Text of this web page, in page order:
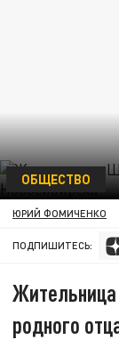
ОБЩЕСТВО
ЮРИЙ ФОМИЧЕНКО
ПОДПИШИТЕСЬ:
родного